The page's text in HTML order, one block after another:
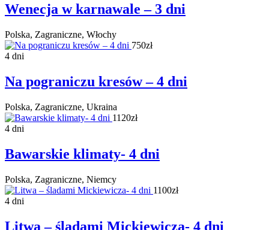
Wenecja w karnawale – 3 dni
Polska, Zagraniczne, Włochy
750zł
4 dni
Na pograniczu kresów – 4 dni
Polska, Zagraniczne, Ukraina
1120zł
4 dni
Bawarskie klimaty- 4 dni
Polska, Zagraniczne, Niemcy
1100zł
4 dni
Litwa – śladami Mickiewicza- 4 dni